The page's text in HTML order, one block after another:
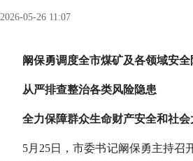
2026-05-26 11:07
阚保勇调度全市煤矿及各领域安
从严排查整治各类风险隐患
全力保障群众生命财产安全和社会
5月 25日，市委书记阚保勇主持召